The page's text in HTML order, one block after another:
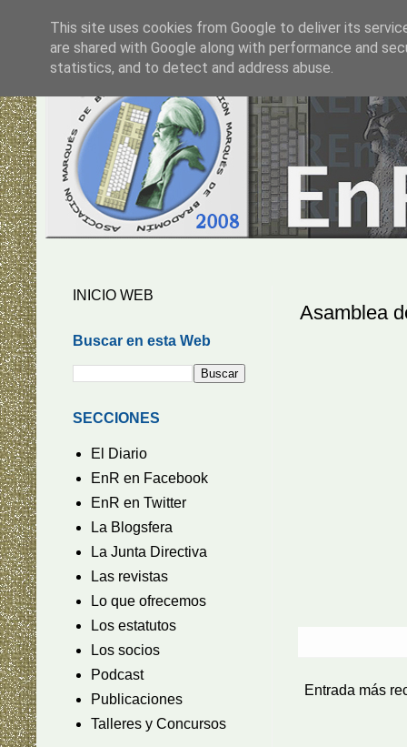
Asamblea
Entrada más
INICIO WEB
Buscar en esta Web
SECCIONES
El Diario
EnR en Facebook
EnR en Twitter
La Blogsfera
La Junta Directiva
Las revistas
Lo que ofrecemos
Los estatutos
Los socios
Podcast
Publicaciones
Talleres y Concursos
This site uses cookies from Google to deliver its
are shared with Google along with performance and
statistics, and to detect and address abuse.